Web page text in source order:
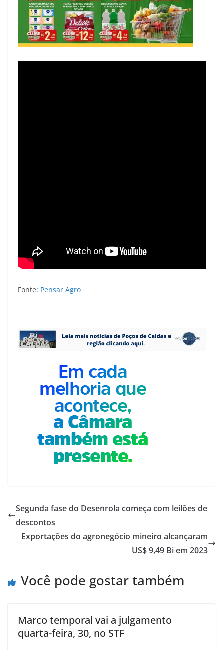
Fonte: Pensar Agro
Segunda fase do Desenrola começa com leilões de
descontos
Exportações do agronegócio mineiro alcançaram
US$ 9,49 Bi em 2023
Você pode gostar também
Marco temporal vai a julgamento
quarta-feira, 30, no STF